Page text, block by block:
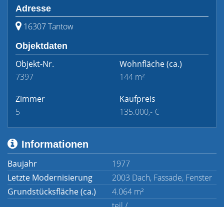
Adresse
16307 Tantow
Objektdaten
Objekt-Nr.
7397
Wohnfläche(ca.)
144 m²
Zimmer
5
Kaufpreis
135.000,- €
Informationen
Baujahr
1977
Letzte Modernisierung
2003 Dach, Fassade, Fenster
Grundstücksfläche (ca.)
4.064 m²